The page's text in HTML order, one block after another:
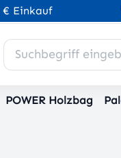
Einkauf
POWER Holzbag